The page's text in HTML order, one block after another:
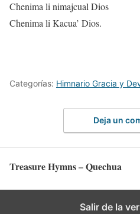
Chenima li nimajcual Dios
Chenima li Kacua’ Dios.
Categorías: Himnario Gracia y
Deja un
Treasure Hymns – Quechua
Salir de la